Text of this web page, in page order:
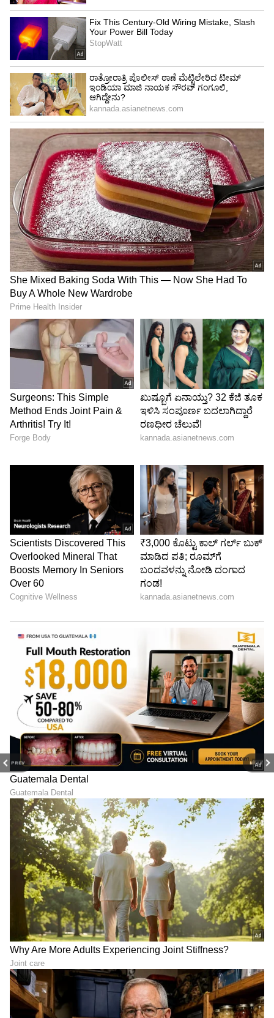
PREV NEXT
LMT ಅಗತ್ಯತೆಯಿದ್ದರೆ 9.28 LMT ಲಭ್ಯತೆ
ಖಾತರಿಪಡಿಸಲಾಗಿತ್ತು. ಗಣನೀಯ ಪ್ರಮಾಣದ ಮಾರಾಟದ
ನಂತರವೂ 5.6 ಲಕ್ಷ LMTಗೂ ಹೆಚ್ಚು ರಸಗೊಬ್ಬರ ಲಭ್ಯವಿದೆ
ಎಂದು ಸಚಿವರು ಅಂಕಿ ಅಂಶ ಸಹಿತ ರಾಜ್ಯ ಸರ್ಕಾರಕ್ಕೆ ಚಾಟಿ
ಬೀಸಿದ್ದಾರೆ.
ಪ್ರಧಾನಿ ನರೇಂದ್ರ ಮೋದಿ ಅವರ ನೇತೃತ್ವದಲ್ಲಿ ಕೇಂದ್ರ
ಸರ್ಕಾರ ಯಾವತ್ತೂ ರೈತರ ಹಿತ ಕಾಯಲು ಬದ್ಧವಾಗಿದೆ. ಸದಾ
ರೈತ ಸಮೂಹವನ್ನು ಬೆಂಬಲಿಸುತ್ತ ಬಂದಿದೆ. ಅಂತೆಯೇ
ಕರ್ನಾಟಕದಾದ್ಯಂತ ಸಹ ಸಾಕಷ್ಟು ರಸಗೊಬ್ಬರ ಲಭ್ಯತೆಗೆ
ಬದ್ಧವಾಗಿದೆ ಎಂದು ಸಚಿವ ಪ್ರಲ್ಹಾದ ಜೋಶಿ ಸ್ಪಷ್ಟಪಡಿಸಿದ್ದಾರೆ.